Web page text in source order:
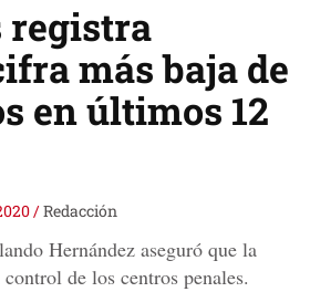
registra
más baja de
en últimos 12
/Redacción
Hernández aseguró que la
de los centros penales.